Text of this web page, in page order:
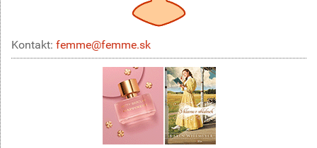
Kontakt: femme@femme.sk